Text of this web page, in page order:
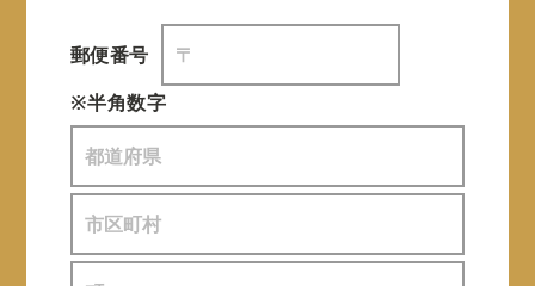
郵便番号
※半角数字